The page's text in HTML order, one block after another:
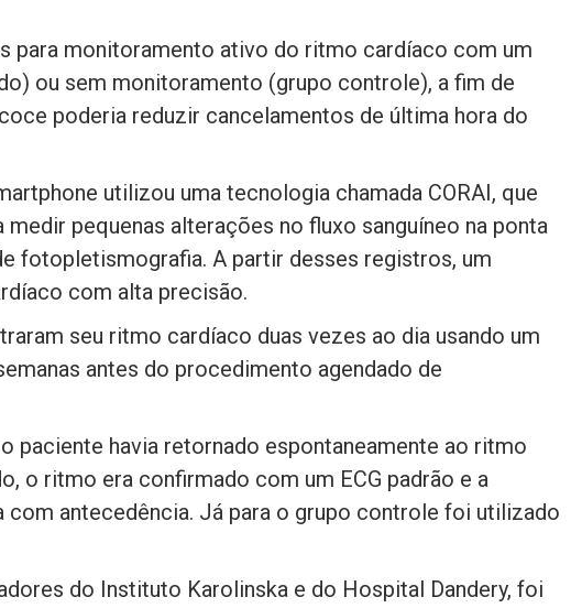
para monitoramento ativo do ritmo cardíaco com um
ou sem monitoramento (grupo controle), a fim de
poderia reduzir cancelamentos de última hora do
utilizou uma tecnologia chamada CORAI, que
medir pequenas alterações no fluxo sanguíneo na ponta
fotopletismografia. A partir desses registros, um
com alta precisão.
seu ritmo cardíaco duas vezes ao dia usando um
antes do procedimento agendado de
paciente havia retornado espontaneamente ao ritmo
o ritmo era confirmado com um ECG padrão e a
com antecedência. Já para o grupo controle foi utilizado
do Instituto Karolinska e do Hospital Dandery, foi